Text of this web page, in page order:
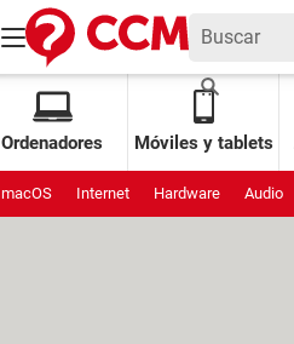
Ordenadores Móviles y tablets
macOS Internet Hardware Audio